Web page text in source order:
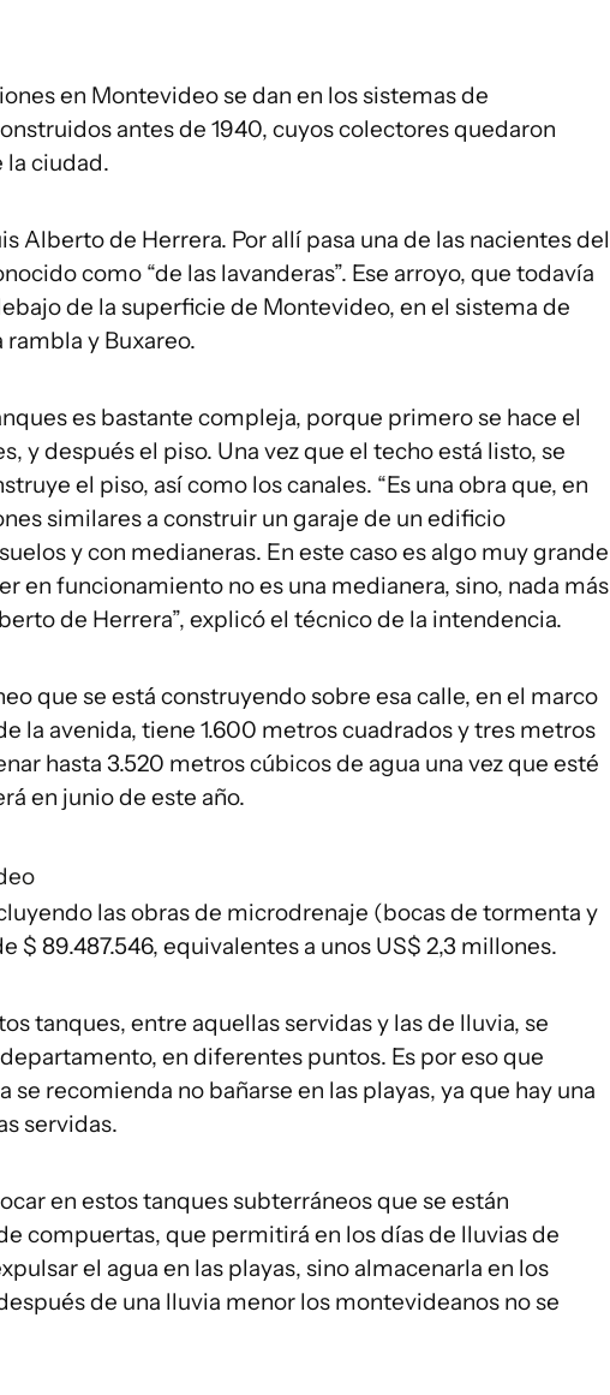
en Montevideo se dan en los sistemas de
antes de 1940, cuyos colectores quedaron
la ciudad.
Alberto de Herrera. Por allí pasa una de las nacientes del
como “de las lavanderas”. Ese arroyo, que todavía
de la superficie de Montevideo, en el sistema de
y Buxareo.
es bastante compleja, porque primero se hace el
y después el piso. Una vez que el techo está listo, se
el piso, así como los canales. “Es una obra que, en
similares a construir un garaje de un edificio
y con medianeras. En este caso es algo muy grande
en funcionamiento no es una medianera, sino, nada más
de Herrera”, explicó el técnico de la intendencia.
que se está construyendo sobre esa calle, en el marco
la avenida, tiene 1.600 metros cuadrados y tres metros
hasta 3.520 metros cúbicos de agua una vez que esté
en junio de este año.
las obras de microdrenaje (bocas de tormenta y
$ 89.487.546, equivalentes a unos US$ 2,3 millones.
tanques, entre aquellas servidas y las de lluvia, se
en diferentes puntos. Es por eso que
recomienda no bañarse en las playas, ya que hay una
servidas.
en estos tanques subterráneos que se están
compuertas, que permitirá en los días de lluvias de
el agua en las playas, sino almacenarla en los
de una lluvia menor los montevideanos no se